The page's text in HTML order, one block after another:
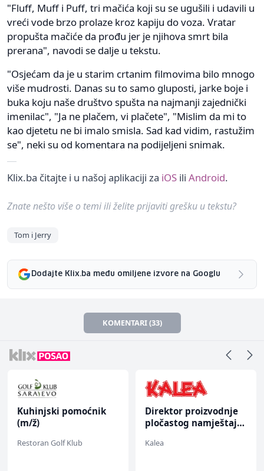
"Fluff, Muff i Puff, tri mačića koji su se ugušili i udavili u
vreći vode brzo prolaze kroz kapiju do voza. Vratar
propušta mačiće da prođu jer je njihova smrt bila
prerana", navodi se dalje u tekstu.
"Osjećam da je u starim crtanim filmovima bilo mnogo
više mudrosti. Danas su to samo gluposti, jarke boje i
buka koju naše društvo spušta na najmanji zajednički
imenilac", "Ja ne plačem, vi plačete", "Mislim da mi to
kao djetetu ne bi imalo smisla. Sad kad vidim, rastužim
se", neki su od komentara na podijeljeni snimak.
Klix.ba čitajte i u našoj aplikaciji za iOS ili Android.
Znate nešto više o temi ili želite prijaviti grešku u tekstu?
Tom i Jerry
Dodajte Klix.ba među omiljene izvore na Googlu
KOMENTARI (33)
Kuhinjski pomoćnik
(m/ž)
Restoran Golf Klub
Direktor proizvodnje
pločastog namještaja
Kalea